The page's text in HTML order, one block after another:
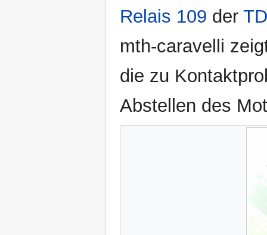
Relais 109 der
mth-caravelli
die zu
Abstellen des